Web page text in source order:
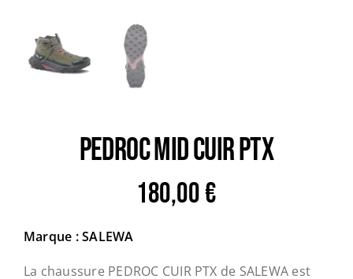
PEDROC MID CUIR PTX
180,00€
Marque : SALEWA
La chaussure PEDROC CUIR PTX de SALEWA est